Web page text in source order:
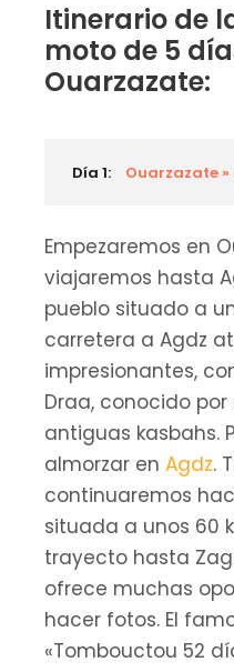
Itinerario de
moto de 5
Ouarzazate:
Día 1: Ouarzazate »
Empezaremos en
viajaremos hasta
pueblo situado a
carretera a Agdz
impresionantes,
Draa, conocido
antiguas kasbahs.
almorzar en Agdz.
continuaremos
situada a unos 60
trayecto hasta
ofrece muchas
hacer fotos. El
«Tombouctou 52